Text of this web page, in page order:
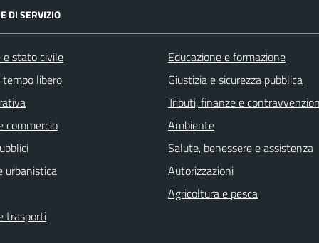
DI SERVIZIO
e stato civile
libero
commercio
urbanistica
trasporti
Educazione e formazione
Giustizia e sicurezza pubblica
Tributi, finanze e
Ambiente
Salute, benessere e assistenza
Autorizzazioni
Agricoltura e pesca